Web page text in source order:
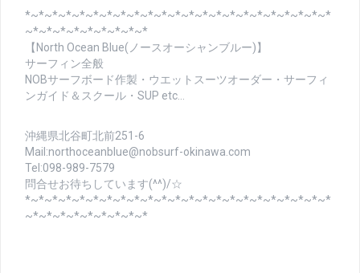
*~*~*~*~*~*~*~*~*~*~*~*~*~*~*~*~*~*~*~*~*~*~*
~*~*~*~*~*~*~*~*~*
【North Ocean Blue(ノースオーシャンブルー)】
サーフィン全般
NOBサーフボード作製・ウエットスーツオーダー・サーフィ
ンガイド＆スクール・SUP etc…
沖縄県北谷町北前251-6
Mail:northoceanblue@nobsurf-okinawa.com
Tel:098-989-7579
問合せお待ちしています(^^)/☆
*~*~*~*~*~*~*~*~*~*~*~*~*~*~*~*~*~*~*~*~*~*~*
~*~*~*~*~*~*~*~*~*